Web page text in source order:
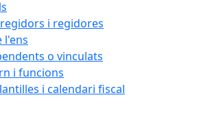
i regidores
l'ens
o vinculats
i funcions
i calendari fiscal